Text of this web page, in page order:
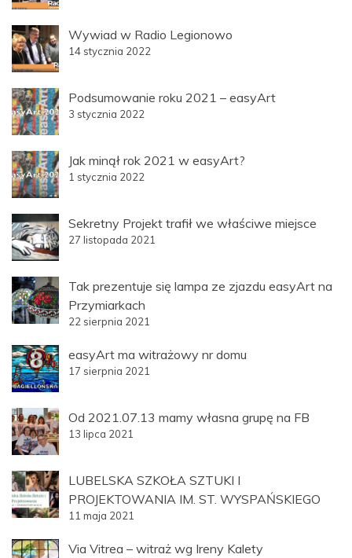
Wywiad w Radio Legionowo
14 stycznia 2022
Podsumowanie roku 2021 – easyArt
3 stycznia 2022
Jak minął rok 2021 w easyArt?
1 stycznia 2022
Sekretny Projekt trafił we właściwe miejsce
27 listopada 2021
Tak prezentuje się lampa ze zjazdu easyArt na
Przymiarkach
22 sierpnia 2021
easyArt ma witrażowy nr domu
17 sierpnia 2021
Od 2021.07.13 mamy własna grupę na FB
13 lipca 2021
LUBELSKA SZKOŁA SZTUKI I
PROJEKTOWANIA IM. ST. WYSPAŃSKIEGO
11 maja 2021
Via Vitrea – witraż wg Ireny Kalety